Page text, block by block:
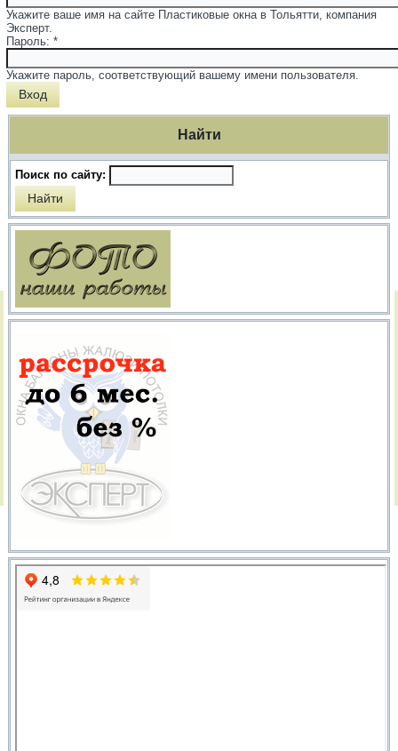
Укажите ваше имя на сайте Пластиковые окна в Тольятти, компания
Эксперт.
Пароль:*
Укажите пароль, соответствующий вашему имени пользователя.
Найти
Поиск по сайту: